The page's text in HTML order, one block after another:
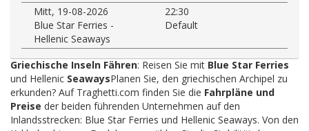
Mitt, 19-08-2026
22:30
Blue Star Ferries -
Hellenic Seaways
Default
Griechische Inseln Fähren: Reisen Sie mit Blue Star Ferries
und Hellenic SeawaysPlanen Sie, den griechischen Archipel zu
erkunden? Auf Traghetti.com finden Sie die Fahrpläne und
Preise der beiden führenden Unternehmen auf den
Inlandsstrecken: Blue Star Ferries und Hellenic Seaways. Von den